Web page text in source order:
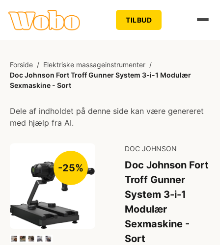
TILBUD
Forside / Elektriske massageinstrumenter /
Doc Johnson Fort Troff Gunner System 3-i-1 Modulær
Sexmaskine - Sort
Dele af indholdet på denne side kan være genereret
med hjælp fra AI.
-25%
DOC JOHNSON
Doc Johnson Fort
Troff Gunner
System 3-i-1
Modulær
Sexmaskine -
Sort